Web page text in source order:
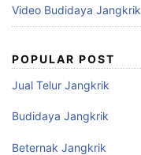
Video Budidaya Jangkrik
POPULAR POST
Jual Telur Jangkrik
Budidaya Jangkrik
Beternak Jangkrik